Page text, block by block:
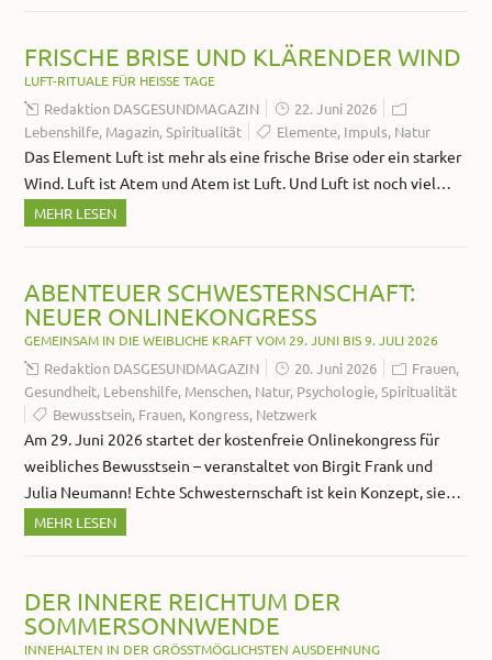
FRISCHE BRISE UND KLÄRENDER WIND
LUFT-RITUALE FÜR HEISSE TAGE
Redaktion DASGESUNDMAGAZIN
22. Juni 2026
Lebenshilfe, Magazin,Spiritualität Elemente, Impuls, Natur
Das Element Luft ist mehr als eine frische Brise oder ein starker
Wind. Luft ist Atem und Atem ist Luft. Und Luft ist noch viel…
MEHR LESEN
ABENTEUER SCHWESTERNSCHAFT:
NEUER ONLINEKONGRESS
GEMEINSAM IN DIE WEIBLICHE KRAFT VOM 29. JUNI BIS 9. JULI 2026
Redaktion DASGESUNDMAGAZIN 20. Juni 2026 Frauen,
Gesundheit, Lebenshilfe, Menschen, Natur, Psychologie,Spiritualität
Bewusstsein, Frauen, Kongress, Netzwerk
Am 29. Juni 2026 startet der kostenfreie Onlinekongress für
weibliches Bewusstsein – veranstaltet von Birgit Frank und
Julia Neumann! Echte Schwesternschaft ist kein Konzept, sie…
MEHR LESEN
DER INNERE REICHTUM DER
SOMMERSONNWENDE
INNEHALTEN IN DER GRÖSSTMÖGLICHSTEN AUSDEHNUNG